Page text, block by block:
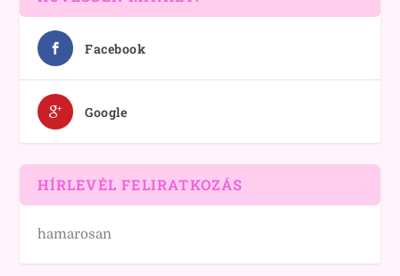
Facebook
Google
HÍRLEVÉL FELIRATKOZÁS
hamarosan